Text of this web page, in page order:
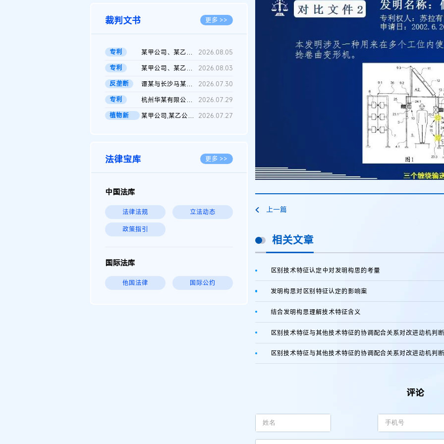
裁判文书 更多 >>
专利 某甲公司、某乙公司、某丙公司申请诉前行为保全复议裁定书
2026.08.05
专利
某甲公司、某乙公司、官某与某丙公司专利申请权权属纠纷 二审判决...
2026.08.03
反垄断
谭某与长沙马某堆农产品股份有限公司滥用市场支配地位纠纷二审裁...
2026.07.30
专利
杭州华某有限公司与菲某有限公司侵害发明专利权纠纷
2026.07.29
植物新
某甲公司,某乙公司,某门市部,某丙公司植物新品种临时保护期使用费... 2026.07.27
法律宝库 更多 >>
中国法库
法律法规 立法动态
政策指引
国际法库
他国法律 国际公约
上一篇
相关文章
区别技术特征认定中对发明构思的考量
发明构思对区别特征认定的影响案
结合发明构思理解技术特征含义
区别技术特征与其他技术特征的协调配合关系对改进动机判
评论